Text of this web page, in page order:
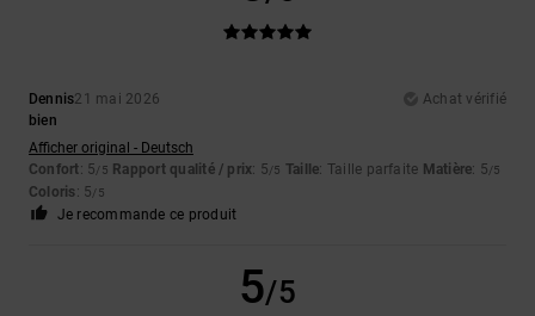
Dennis21 mai 2026
Achat vérifié
bien
Afficher original - Deutsch
Confort: 5/5 Rapport qualité / prix: 5/5 Taille: Taille parfaite Matière: 5/5
Coloris: 5/5
Je recommande ce produit
5/5